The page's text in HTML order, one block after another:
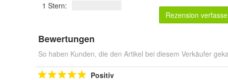
1 Stern:
Rezension
Bewertungen
So haben Kunden, die den Artikel bei diesem Verkäufer
Positiv